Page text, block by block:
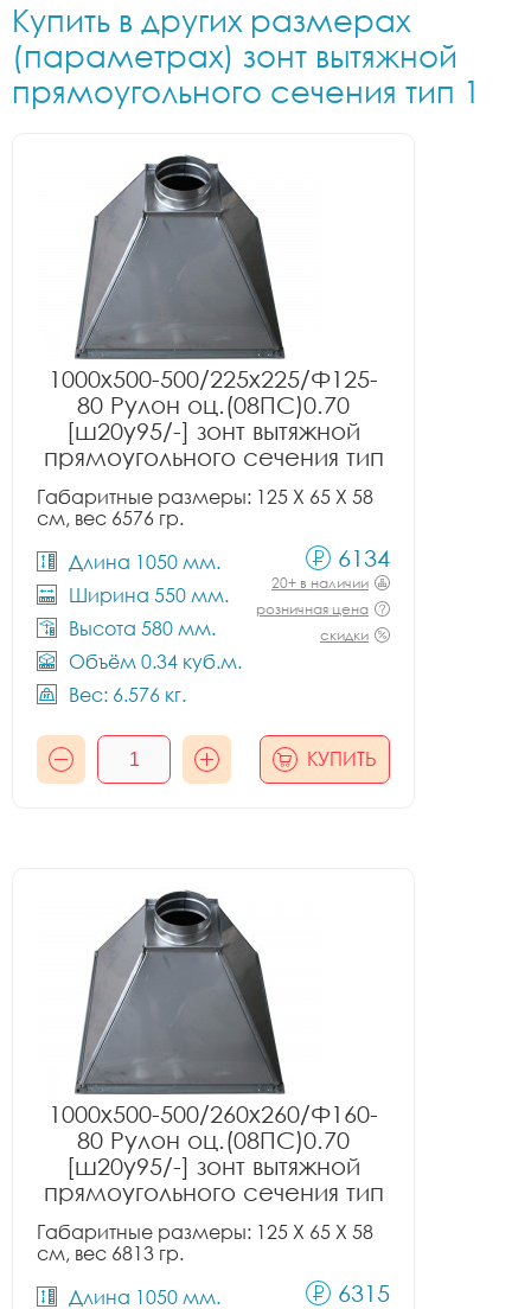
Купить в других размерах
(параметрах) зонт вытяжной
прямоугольного сечения тип 1
1000x500-500/225x225/Ф125-
80 Рулон оц.(08ПС)0.70
[ш20у95/-] зонт вытяжной
прямоугольного сечения тип
Габаритные размеры: 125 X 65 X 58
см, вес 6576 гр.
Длина 1050 мм.
Ширина 550 мм.
Высота 580 мм.
Объём 0.34 куб.м.
Вес: 6.576 кг.
6134
20+ в наличии
розничная цена
скидки
КУПИТЬ
1000x500-500/260x260/Ф160-
80 Рулон оц.(08ПС)0.70
[ш20у95/-] зонт вытяжной
прямоугольного сечения тип
Габаритные размеры: 125 X 65 X 58
см, вес 6813 гр.
Длина 1050 мм.
6315